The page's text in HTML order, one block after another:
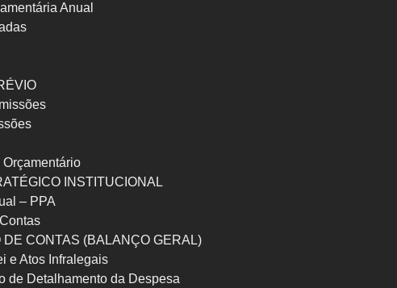
Anual
INSTITUCIONAL
– PPA
DE CONTAS (BALANÇO GERAL)
e Atos Infralegais
de Detalhamento da Despesa